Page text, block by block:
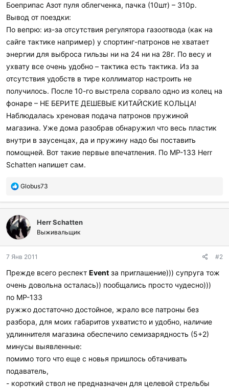
Боеприпас Азот пуля облегченка, пачка (10шт) – 310р.
Вывод от поездки:
По вепрю: из-за отсутствия регулятора газоотвода (как на
сайге тактике например) у спортинг-патронов не хватает
энергии для выброса гильзы ни на 24 ни на 28г. По весу и
ухвату все очень удобно – тактика есть тактика. Из за
отсутствия удобств в тире коллиматор настроить не
получилось. После 10-го выстрела сорвало одно из колец на
фонаре – НЕ БЕРИТЕ ДЕШЕВЫЕ КИТАЙСКИЕ КОЛЬЦА!
Наблюдалась хреновая подача патронов пружиной
магазина. Уже дома разобрав обнаружил что весь пластик
внутри в заусенцах, да и пружину надо бы поставить
помощней. Вот такие первые впечатления. По МР-133 Herr
Schatten напишет сам.
П
б
л
а
г
о
а
и
л
и
Globus73
Herr Schatten
Выживальщик
7 Янв 2011 #2
Прежде всего респект Event за приглашение))) супруга тож
очень довольна осталась)) пообщались просто чудесно)))
по МР-133
ружжо достаточно достойное, жрало все патроны без
разбора, для моих габаритов ухватисто и удобно, наличие
удлиннителя магазина обеспечило семизарядность (5+2)
минусы выявленные:
помимо того что еще с новья пришлось обтачивать
подаватель,
- короткий ствол не предназначен для целевой стрельбы